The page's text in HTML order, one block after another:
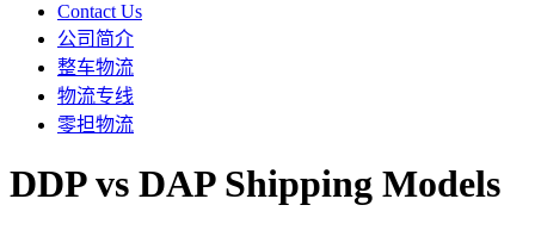
Contact Us
公司简介
整车物流
物流专线
零担物流
DDP vs DAP Shipping Models